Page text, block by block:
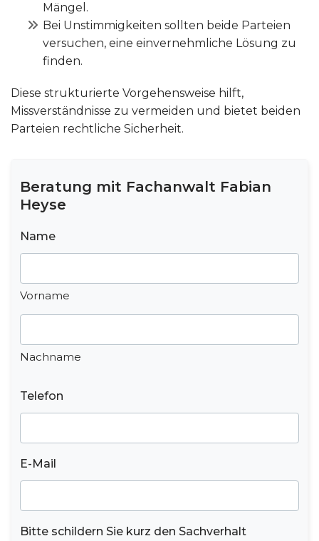
Mängel.
Bei Unstimmigkeiten sollten beide Parteien
versuchen, eine einvernehmliche Lösung zu
finden.
Diese strukturierte Vorgehensweise hilft,
Missverständnisse zu vermeiden und bietet beiden
Parteien rechtliche Sicherheit.
Beratung mit Fachanwalt Fabian
Heyse
Name
Vorname
Nachname
Telefon
E-Mail
Bitte schildern Sie kurz den Sachverhalt